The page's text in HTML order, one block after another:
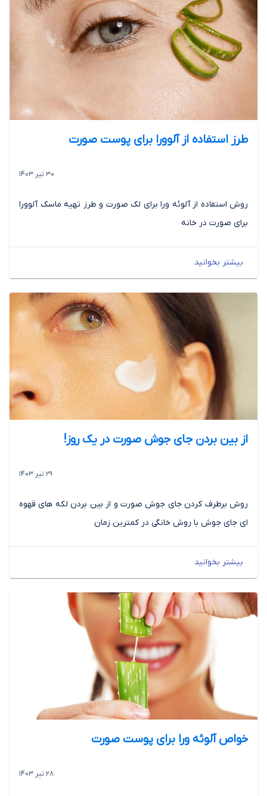
طرز استفاده از آلوورا برای پوست صورت
30 تیر 1403
روش استفاده از آلوئه ورا برای لک صورت و طرز تهیه ماسک آلوورا
برای صورت در خانه
بیشتر بخوانید
از بین بردن جای جوش صورت در یک روز!
29 تیر 1403
روش برطرف کردن جای جوش صورت و از بین بردن لکه های قهوه
ای جای جوش با روش خانگی در کمترین زمان
بیشتر بخوانید
خواص آلوئه ورا برای پوست صورت
28 تیر 1403